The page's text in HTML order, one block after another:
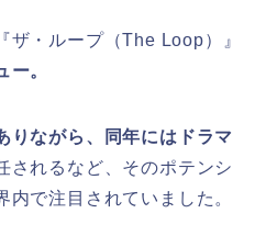
ザ・ループ（The Loop）』
ー。
りながら、同年にはドラマ
されるなど、そのポテンシ
内で注目されていました。